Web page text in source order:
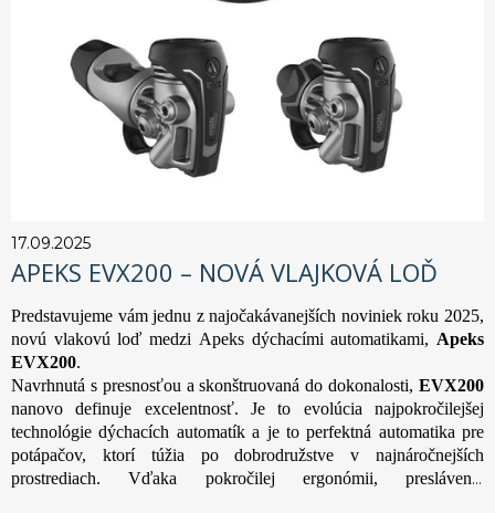
17.09.2025
APEKS EVX200 – NOVÁ VLAJKOVÁ LOĎ
Predstavujeme vám jednu z najočakávanejších noviniek roku 2025,
novú vlakovú loď medzi Apeks dýchacími automatikami, Apeks
EVX200.
Navrhnutá s presnosťou a skonštruovaná do dokonalosti, EVX200
nanovo definuje excelentnosť. Je to evolúcia najpokročilejšej
technológie dýchacích automatík a je to perfektná automatika pre
potápačov, ktorí túžia po dobrodružstve v najnáročnejších
prostrediach. Vďaka pokročilej ergonómii, preslávenej